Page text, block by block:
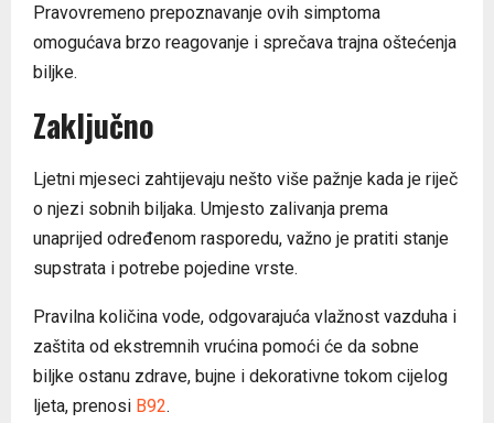
Pravovremeno prepoznavanje ovih simptoma
omogućava brzo reagovanje i sprečava trajna oštećenja
biljke.
Zaključno
Ljetni mjeseci zahtijevaju nešto više pažnje kada je riječ
o njezi sobnih biljaka. Umjesto zalivanja prema
unaprijed određenom rasporedu, važno je pratiti stanje
supstrata i potrebe pojedine vrste.
Pravilna količina vode, odgovarajuća vlažnost vazduha i
zaštita od ekstremnih vrućina pomoći će da sobne
biljke ostanu zdrave, bujne i dekorativne tokom cijelog
ljeta, prenosi B92.